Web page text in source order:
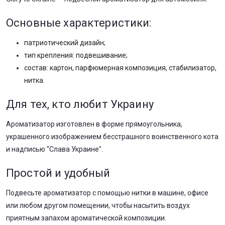
Основные характеристики:
патриотический дизайн;
тип крепления: подвешивание;
состав: картон, парфюмерная композиция, стабилизатор,
нитка.
Для тех, кто любит Украину
Ароматизатор изготовлен в форме прямоугольника,
украшенного изображением бесстрашного воинственного кота
и надписью "Слава Украине".
Простой и удобный
Подвесьте ароматизатор с помощью нитки в машине, офисе
или любом другом помещении, чтобы насытить воздух
приятным запахом ароматической композиции.